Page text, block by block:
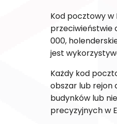
Kod pocztowy w
przeciwieństwie
000,
jest
Każdy kod
obszar lub rejon
budynków lub
precyzyjnych w